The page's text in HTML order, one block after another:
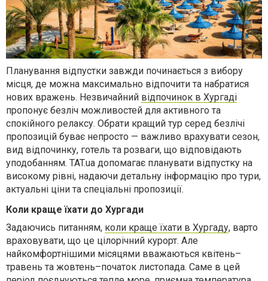
Планування відпустки завжди починається з вибору
місця, де можна максимально відпочити та набратися
нових вражень. Незвичайний відпочинок в Хургаді
пропонує безліч можливостей для активного та
спокійного релаксу. Обрати кращий тур серед безлічі
пропозицій буває непросто — важливо врахувати сезон,
вид відпочинку, готель та розваги, що відповідають
уподобанням. TAT.ua допомагає планувати відпустку на
високому рівні, надаючи детальну інформацію про тури,
актуальні ціни та спеціальні пропозиції.
Коли краще їхати до Хургади
Задаючись питанням, коли краще їхати в Хургаду, варто
враховувати, що це цілорічний курорт. Але
найкомфортнішими місяцями вважаються квітень–
травень та жовтень–початок листопада. Саме в цей